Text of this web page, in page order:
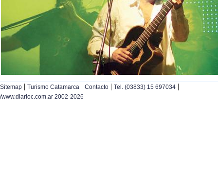
Sitemap | Turismo Catamarca | Contacto | Tel. (03833) 15 697034 |
/www.diarioc.com.ar 2002-2026